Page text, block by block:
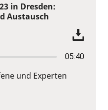
in Dresden:
Austausch
05:40
und Experten